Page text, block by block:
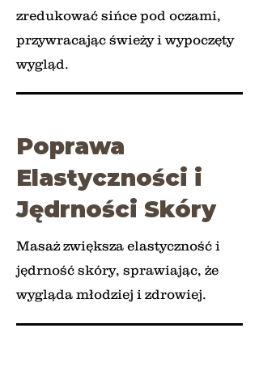
zredukować sińce pod oczami,
przywracając świeży i wypoczęty
wygląd.
Poprawa
Elastyczności i
Jędrności Skóry
Masaż zwiększa elastyczność i
jędrność skóry, sprawiając, że
wygląda młodziej i zdrowiej.